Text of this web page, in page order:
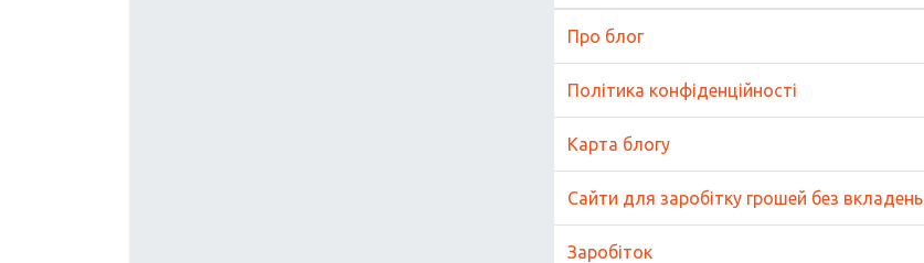
Про блог
Політика конфіденційності
Карта блогу
Сайти для заробітку грошей без вкладень
Заробіток